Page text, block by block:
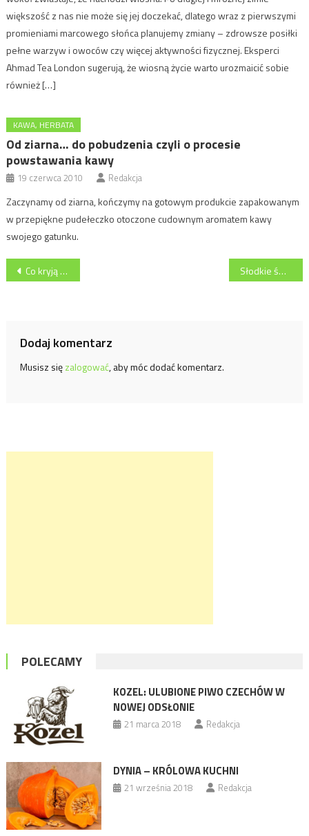
większość z nas nie może się jej doczekać, dlatego wraz z pierwszymi
promieniami marcowego słońca planujemy zmiany – zdrowsze posiłki
pełne warzyw i owoców czy więcej aktywności fizycznej. Eksperci
Ahmad Tea London sugerują, że wiosną życie warto urozmaicić sobie
również […]
KAWA, HERBATA
Od ziarna… do pobudzenia czyli o procesie
powstawania kawy
19 czerwca 2010 Redakcja
Zaczynamy od ziarna, kończymy na gotowym produkcie zapakowanym
w przepiękne pudełeczko otoczone cudownym aromatem kawy
swojego gatunku.
Nawigacja
Co kryją morele? Słodkie święta z Wawelem
Dodaj komentarz
Musisz sięzalogować, aby móc dodać komentarz.
POLECAMY
KOZEL: ULUBIONE PIWO CZECHÓW W
NOWEJ ODSŁONIE
21 marca 2018 Redakcja
DYNIA – KRÓLOWA KUCHNI
21 września 2018 Redakcja